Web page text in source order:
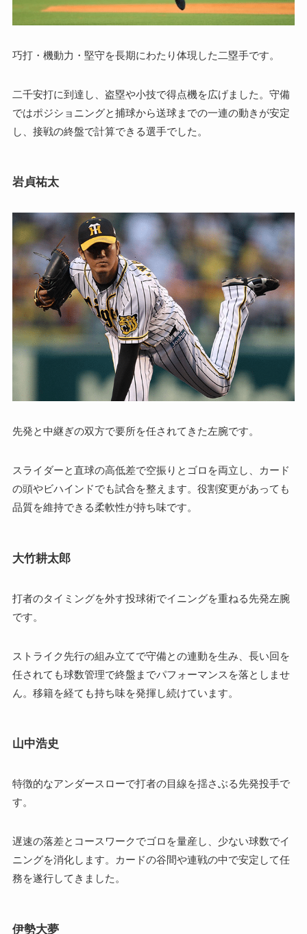
巧打・機動力・堅守を長期にわたり体現した二塁手です。
二千安打に到達し、盗塁や小技で得点機を広げました。守備
ではポジショニングと捕球から送球までの一連の動きが安定
し、接戦の終盤で計算できる選手でした。
岩貞祐太
先発と中継ぎの双方で要所を任されてきた左腕です。
スライダーと直球の高低差で空振りとゴロを両立し、カード
の頭やビハインドでも試合を整えます。役割変更があっても
品質を維持できる柔軟性が持ち味です。
大竹耕太郎
打者のタイミングを外す投球術でイニングを重ねる先発左腕
です。
ストライク先行の組み立てで守備との連動を生み、長い回を
任されても球数管理で終盤までパフォーマンスを落としませ
ん。移籍を経ても持ち味を発揮し続けています。
山中浩史
特徴的なアンダースローで打者の目線を揺さぶる先発投手で
す。
遅速の落差とコースワークでゴロを量産し、少ない球数でイ
ニングを消化します。カードの谷間や連戦の中で安定して任
務を遂行してきました。
伊勢大夢